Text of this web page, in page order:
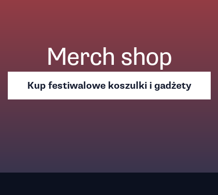
Merch shop
Kup festiwalowe koszulki i gadżety